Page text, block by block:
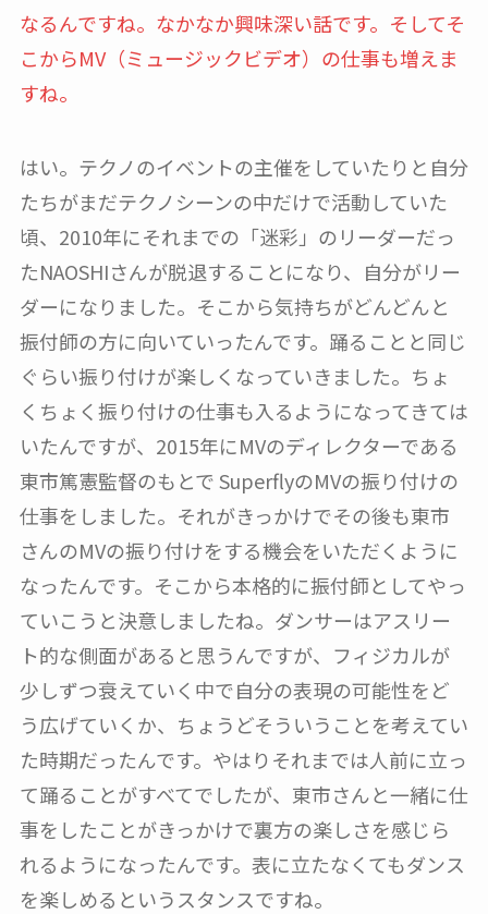
なるんですね。なかなか興味深い話です。そしてそ
こからMV（ミュージックビデオ）の仕事も増えま
すね。
はい。テクノのイベントの主催をしていたりと自分
たちがまだテクノシーンの中だけで活動していた
頃、2010年にそれまでの「迷彩」のリーダーだっ
たNAOSHIさんが脱退することになり、自分がリー
ダーになりました。そこから気持ちがどんどんと
振付師の方に向いていったんです。踊ることと同じ
ぐらい振り付けが楽しくなっていきました。ちょ
くちょく振り付けの仕事も入るようになってきては
いたんですが、2015年にMVのディレクターである
東市篤憲監督のもとで SuperflyのMVの振り付けの
仕事をしました。それがきっかけでその後も東市
さんのMVの振り付けをする機会をいただくように
なったんです。そこから本格的に振付師としてやっ
ていこうと決意しましたね。ダンサーはアスリー
ト的な側面があると思うんですが、フィジカルが
少しずつ衰えていく中で自分の表現の可能性をど
う広げていくか、ちょうどそういうことを考えてい
た時期だったんです。やはりそれまでは人前に立っ
て踊ることがすべてでしたが、東市さんと一緒に仕
事をしたことがきっかけで裏方の楽しさを感じら
れるようになったんです。表に立たなくてもダンス
を楽しめるというスタンスですね。